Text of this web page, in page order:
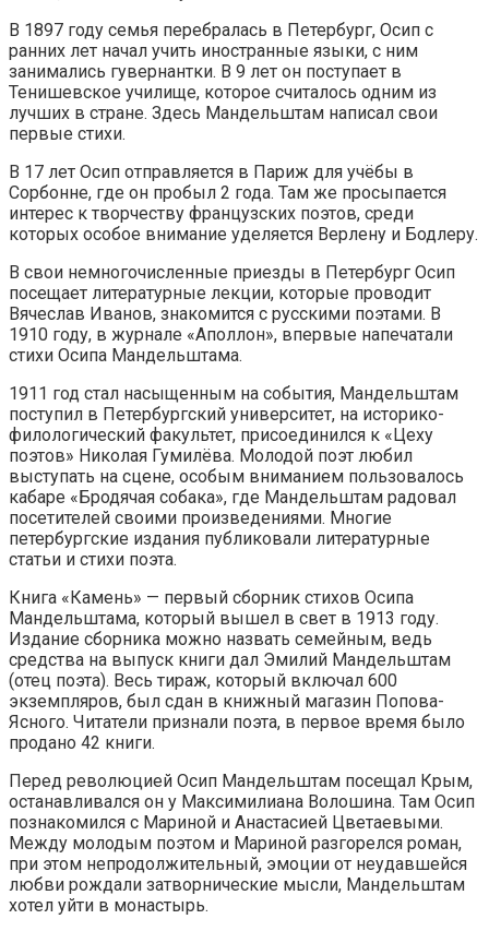
В 1897 году семья перебралась в Петербург, Осип с
ранних лет начал учить иностранные языки, с ним
занимались гувернантки. В 9 лет он поступает в
Тенишевское училище, которое считалось одним из
лучших в стране. Здесь Мандельштам написал свои
первые стихи.
В 17 лет Осип отправляется в Париж для учёбы в
Сорбонне, где он пробыл 2 года. Там же просыпается
интерес к творчеству французских поэтов, среди
которых особое внимание уделяется Верлену и Бодлеру.
В свои немногочисленные приезды в Петербург Осип
посещает литературные лекции, которые проводит
Вячеслав Иванов, знакомится с русскими поэтами. В
1910 году, в журнале «Аполлон», впервые напечатали
стихи Осипа Мандельштама.
1911 год стал насыщенным на события, Мандельштам
поступил в Петербургский университет, на историко-
филологический факультет, присоединился к «Цеху
поэтов» Николая Гумилёва. Молодой поэт любил
выступать на сцене, особым вниманием пользовалось
кабаре «Бродячая собака», где Мандельштам радовал
посетителей своими произведениями. Многие
петербургские издания публиковали литературные
статьи и стихи поэта.
Книга «Камень» — первый сборник стихов Осипа
Мандельштама, который вышел в свет в 1913 году.
Издание сборника можно назвать семейным, ведь
средства на выпуск книги дал Эмилий Мандельштам
(отец поэта). Весь тираж, который включал 600
экземпляров, был сдан в книжный магазин Попова-
Ясного. Читатели признали поэта, в первое время было
продано 42 книги.
Перед революцией Осип Мандельштам посещал Крым,
останавливался он у Максимилиана Волошина. Там Осип
познакомился с Мариной и Анастасией Цветаевыми.
Между молодым поэтом и Мариной разгорелся роман,
при этом непродолжительный, эмоции от неудавшейся
любви рождали затворнические мысли, Мандельштам
хотел уйти в монастырь.